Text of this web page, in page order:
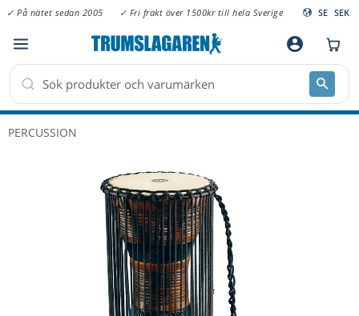
Meny
✓ På nätet sedan 2005 ✓ Fri frakt över 1500kr till hela Sverige SE SEK
account_circle
PERCUSSION